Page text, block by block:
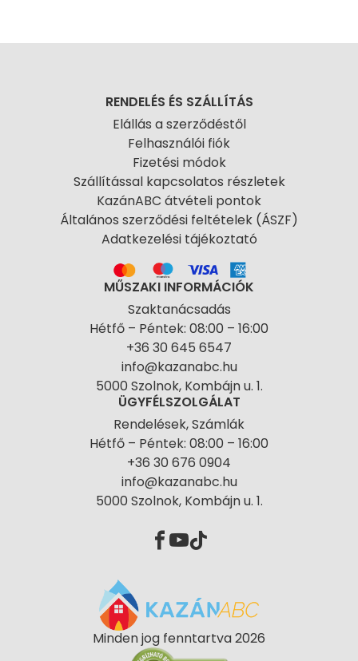
RENDELÉS ÉS SZÁLLÍTÁS
Elállás a szerződéstől
Felhasználói fiók
Fizetési módok
Szállítással kapcsolatos részletek
KazánABC átvételi pontok
Általános szerződési feltételek (ÁSZF)
Adatkezelési tájékoztató
MŰSZAKI INFORMÁCIÓK
Szaktanácsadás
Hétfő – Péntek: 08:00 – 16:00
+36 30 645 6547
info@kazanabc.hu
5000 Szolnok, Kombájn u. 1.
ÜGYFÉLSZOLGÁLAT
Rendelések, Számlák
Hétfő – Péntek: 08:00 – 16:00
+36 30 676 0904
info@kazanabc.hu
5000 Szolnok, Kombájn u. 1.
Minden jog fenntartva 2026